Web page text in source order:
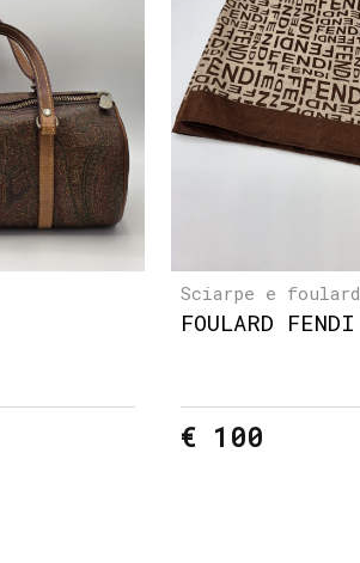
Sciarpe e foulard
FOULARD FENDI
€ 100